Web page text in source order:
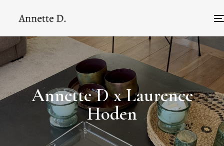
Annette D x Laurence
Hoden